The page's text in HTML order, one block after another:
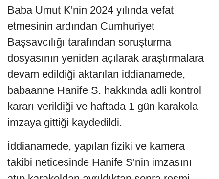
Baba Umut K'nin 2024 yılında vefat
etmesinin ardından Cumhuriyet
Başsavcılığı tarafından soruşturma
dosyasının yeniden açılarak araştırmalara
devam edildiği aktarılan iddianamede,
babaanne Hanife S. hakkında adli kontrol
kararı verildiği ve haftada 1 gün karakola
imzaya gittiği kaydedildi.
İddianamede, yapılan fiziki ve kamera
takibi neticesinde Hanife S'nin imzasını